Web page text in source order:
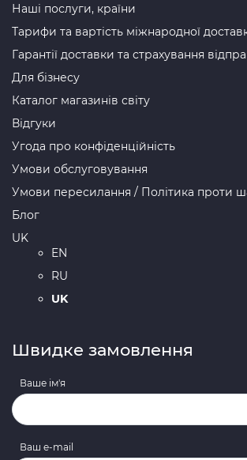
Наші послуги, країни
Тарифи та вартість міжнародної
Гарантії доставки та страхування
Для бізнесу
Каталог магазинів світу
Відгуки
Угода про конфіденційність
Умови обслуговування
Умови пересилання / Політика проти
Блог
UK
EN
RU
UK
Швидке замовлення
Ваше ім'я
Ваш e-mail